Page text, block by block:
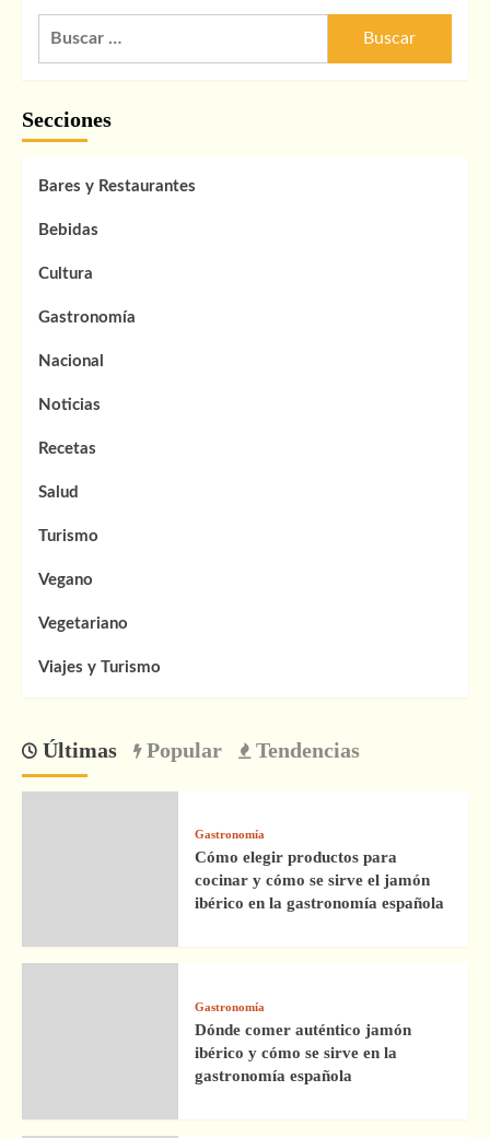
Secciones
Bares y Restaurantes
Bebidas
Cultura
Gastronomía
Nacional
Noticias
Recetas
Salud
Turismo
Vegano
Vegetariano
Viajes y Turismo
Últimas Popular Tendencias
Gastronomía
Cómo elegir productos para
cocinar y cómo se sirve el jamón
ibérico en la gastronomía española
Gastronomía
Dónde comer auténtico jamón
ibérico y cómo se sirve en la
gastronomía española